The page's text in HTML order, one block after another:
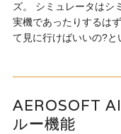
ズ。 シミュレータはシ
実機であったりするは
て見に行けばいいの?
AEROSOFT
ルー機能